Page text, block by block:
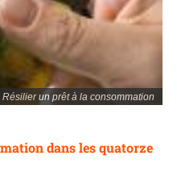
Résilier un prêt à la consommation
dans les quatorze